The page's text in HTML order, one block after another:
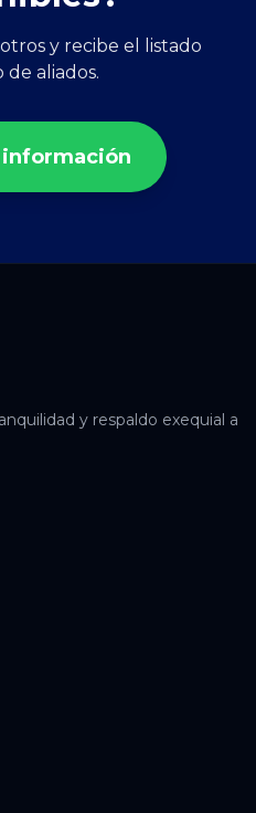
y recibe el listado
aliados.
y respaldo exequial a